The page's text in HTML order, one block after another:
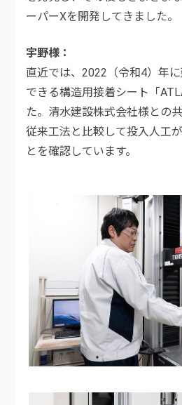
ーパーXを開発してきました。
宇野様
直近では、2022（令和4）年
できる構造用接着シート「
た。清水建設株式会社様との
従来工法と比較して投入人工
とを確認しています。